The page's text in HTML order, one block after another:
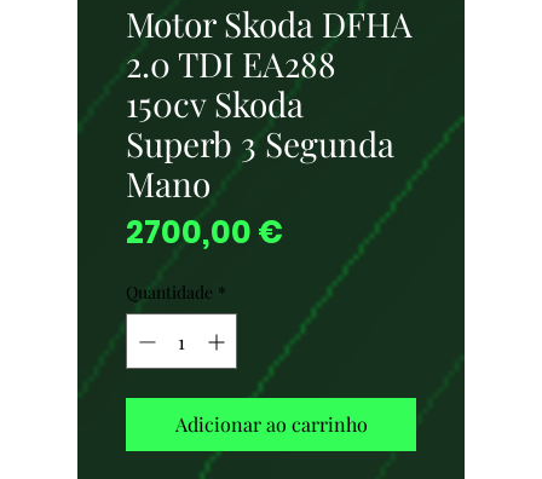
Motor Skoda DFHA
2.0 TDI EA288
150cv Skoda
Superb 3 Segunda
Mano
2700,00 € Preço
Quantidade *
Adicionar ao carrinho